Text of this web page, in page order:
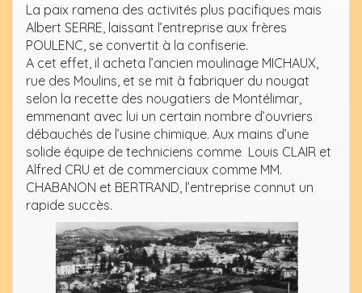
La paix ramena des activités plus pacifiques mais
Albert SERRE, laissant l’entreprise aux frères
POULENC, se convertit à la confiserie.
A cet effet, il acheta l’ancien moulinage MICHAUX,
rue des Moulins, et se mit à fabriquer du nougat
selon la recette des nougatiers de Montélimar,
emmenant avec lui un certain nombre d’ouvriers
débauchés de l’usine chimique. Aux mains d’une
solide équipe de techniciens comme Louis CLAIR et
Alfred CRU et de commerciaux comme MM.
CHABANON et BERTRAND, l’entreprise connut un
rapide succès.